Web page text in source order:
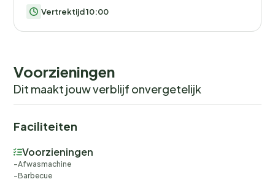
Vertrektijd 10:00
Voorzieningen
Dit maakt jouw verblijf onvergetelijk
Faciliteiten
Voorzieningen
Afwasmachine
Barbecue